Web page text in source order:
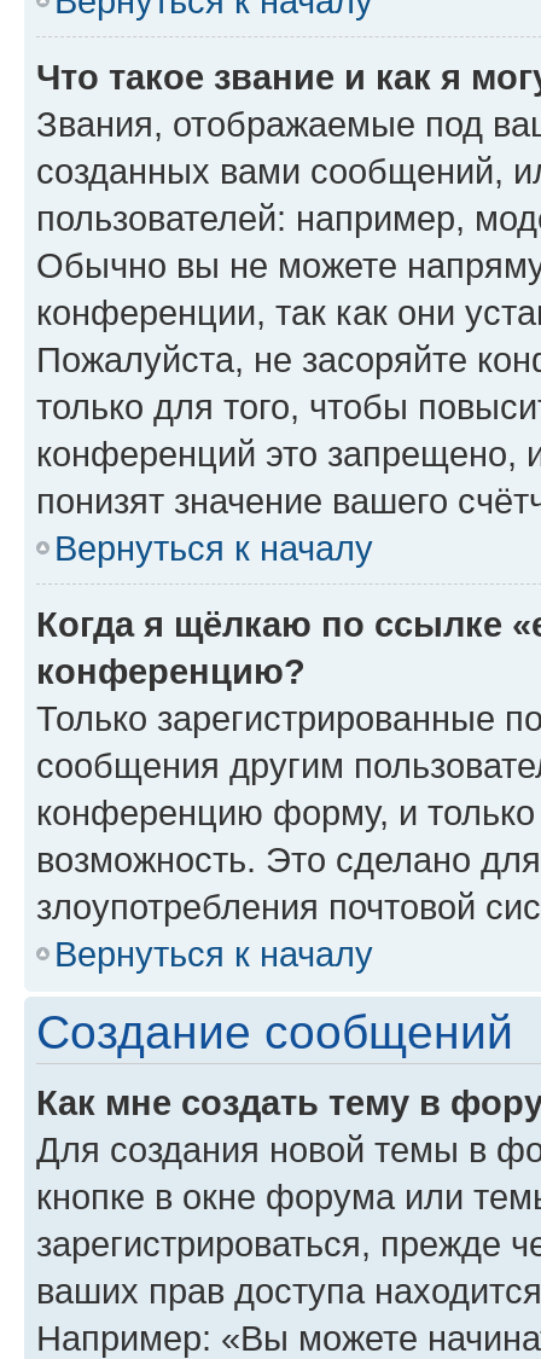
Что такое звание и как я
Звания, отображаемые под
созданных вами сообщений,
пользователей: например,
Обычно вы не можете
конференции, так как они
Пожалуйста, не засоряйте
только для того, чтобы
конференций это запрещено,
понизят значение вашего
Вернуться к началу
Когда я щёлкаю по ссылке
конференцию?
Только зарегистрированные
сообщения другим
конференцию форму, и
возможность. Это сделано
злоупотребления почтовой
Вернуться к началу
Создание сообщений
Как мне создать тему в
Для создания новой темы в
кнопке в окне форума или
зарегистрироваться, прежде
ваших прав доступа
Например: «Вы можете